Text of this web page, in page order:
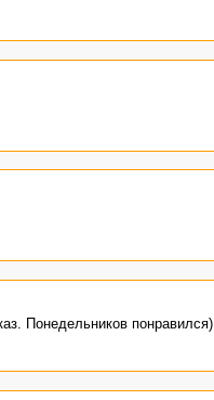
прогнозируемым)
героя на елке с
но раньше я не жила)))
Понедельников понравился)